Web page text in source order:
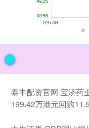
泰丰配资官网 宝济药
199.42万港元回购